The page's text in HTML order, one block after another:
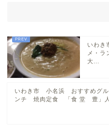
いわき
メ・ラ
大...
いわき市 小名浜 おすすめグル
ンチ 焼肉定食 「食 堂 豊」
泉・